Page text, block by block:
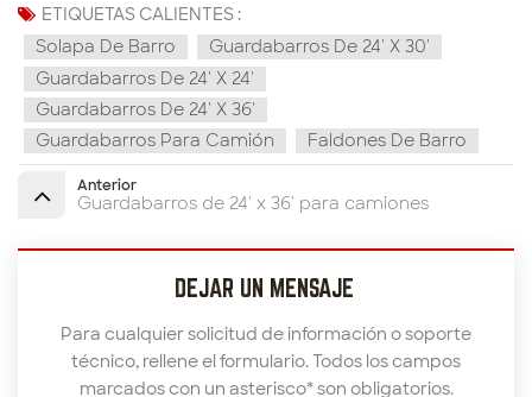
ETIQUETAS CALIENTES :
Solapa De Barro
Guardabarros De 24' X 30'
Guardabarros De 24' X 24'
Guardabarros De 24' X 36'
Guardabarros Para Camión
Faldones De Barro
Anterior
Guardabarros de 24' x 36' para camiones
DEJAR UN MENSAJE
Para cualquier solicitud de información o soporte
técnico, rellene el formulario. Todos los campos
marcados con un asterisco* son obligatorios.